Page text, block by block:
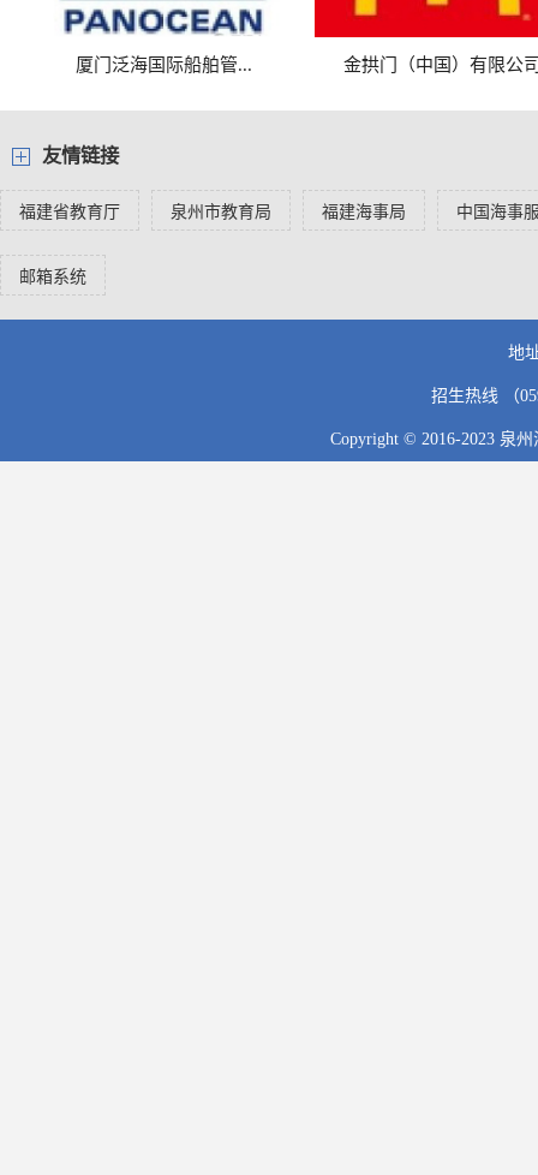
​厦门泛海国际船舶管... 金拱门（中国）有限公
友情链接
福建省教育厅 泉州市教育局 福建海事局 中国海事
邮箱系统
地
招生热线 （
Copyright © 2016-2023 泉